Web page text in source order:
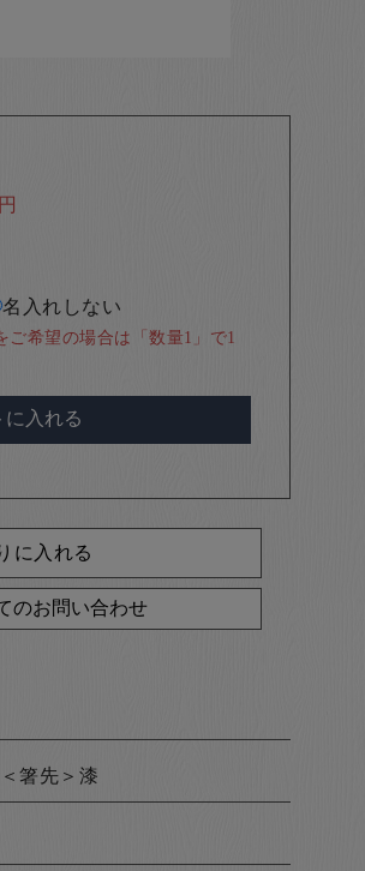
円
名入れしない
希望の場合は「数量1」で1
に入れる
に入れる
のお問い合わせ
箸先＞漆